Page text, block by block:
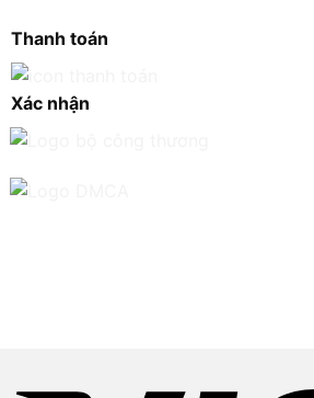
Thanh toán
Xác nhận